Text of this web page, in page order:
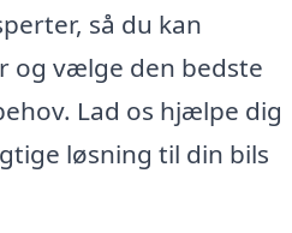
så du kan
og vælge den bedste
Lad os hjælpe dig
løsning til din bils